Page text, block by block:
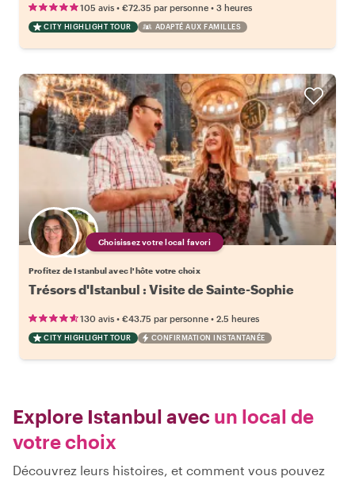
105 avis • €72.35 par personne • 3 heures
CITY HIGHLIGHT TOUR ADAPTÉ AUX FAMILLES
Choisissez votre local favori
Profitez de Istanbul avec l'hôte votre choix
Trésors d'Istanbul : Visite de Sainte-Sophie
130 avis • €43.75 par personne • 2.5 heures
CITY HIGHLIGHT TOUR CONFIRMATION INSTANTANÉE
Explore Istanbul avec un local de
votre choix
Découvrez leurs histoires, et comment vous pouvez